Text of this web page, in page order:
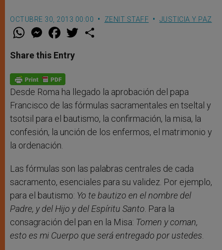
OCTUBRE 30, 2013 00:00 ZENIT STAFF JUSTICIA Y PAZ
W
t
s
p
p
M
e
s
e
g
e
r
F
a
e
b
o
k
w
Share this Entry
Desde Roma ha llegado la aprobación del papa
Francisco de las fórmulas sacramentales en tseltal y
tsotsil para el bautismo, la confirmación, la misa, la
confesión, la unción de los enfermos, el matrimonio y
la ordenación.
Las fórmulas son las palabras centrales de cada
sacramento, esenciales para su validez. Por ejemplo,
para el bautismo: Yo te bautizo en el nombre del
Padre, y del Hijo y del Espíritu Santo. Para la
consagración del pan en la Misa: Tomen y coman,
esto es mi Cuerpo que será entregado por ustedes.